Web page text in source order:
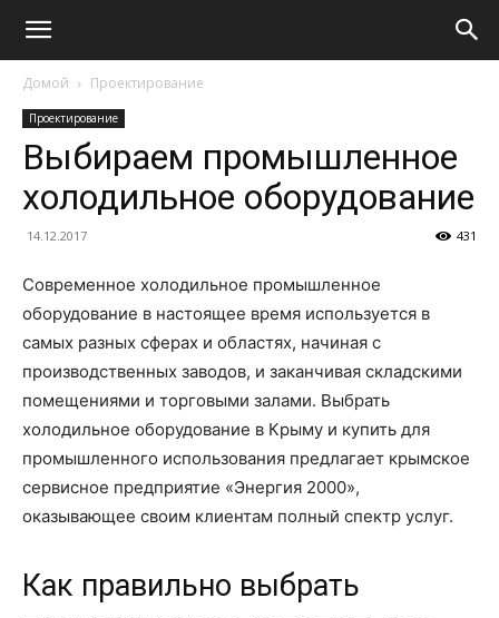
Домой Проектирование
Проектирование
Выбираем промышленное
холодильное оборудование
14.12.2017 431
Современное холодильное промышленное
оборудование в настоящее время используется в
самых разных сферах и областях, начиная с
производственных заводов, и заканчивая складскими
помещениями и торговыми залами. Выбрать
холодильное оборудование в Крыму и купить для
промышленного использования предлагает крымское
сервисное предприятие «Энергия 2000»,
оказывающее своим клиентам полный спектр услуг.
Как правильно выбрать